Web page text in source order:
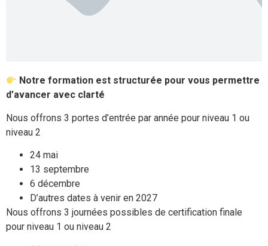
Notre formation est structurée pour vous permettre
d’avancer avec clarté
Nous offrons 3 portes d’entrée par année pour niveau 1 ou
niveau 2
24 mai
13 septembre
6 décembre
D’autres dates à venir en 2027
Nous offrons 3 journées possibles de certification finale
pour niveau 1 ou niveau 2